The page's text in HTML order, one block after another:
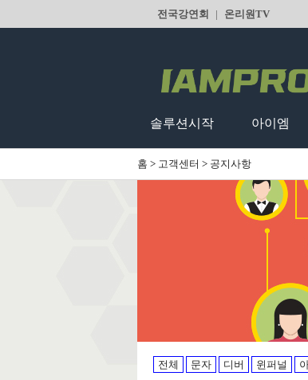
전국강연회 | 온리원TV
솔루션시작 아이엠
홈 > 고객센터 > 공지사항
전체 문자 디버 윈퍼널